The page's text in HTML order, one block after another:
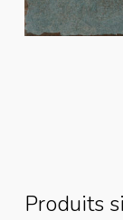
Produits